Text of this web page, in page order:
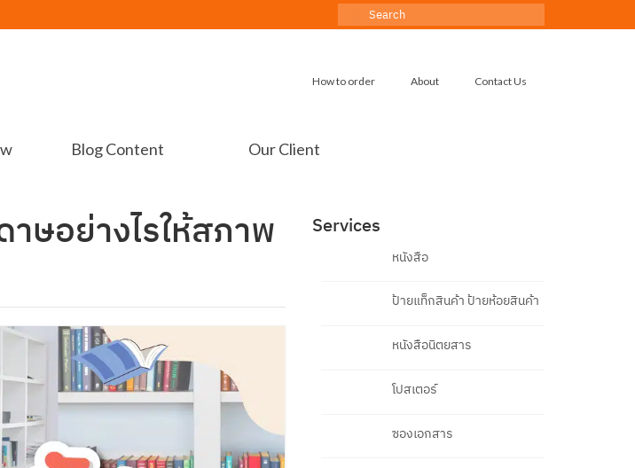
Search
How to order About Contact Us
Blog Content Our Client
ษอย่างไรให้สภาพ
Services
หนังสือ
ป้ายแท็กสินค้า ป้ายห้อยสินค้า
หนังสือนิตยสาร
โปสเตอร์
ซองเอกสาร